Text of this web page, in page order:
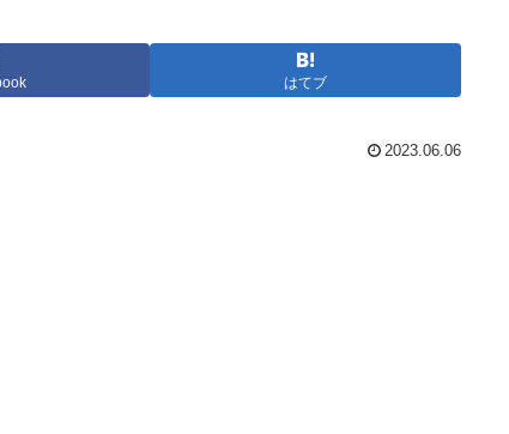
はてブ
2023.06.06